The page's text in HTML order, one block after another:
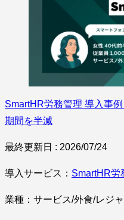
SmartHR労務管理 導入事
期間を半減
最終更新日 : 2026/07/24
導入サービス： SmartHR労
業種：サービス/外食/レジ